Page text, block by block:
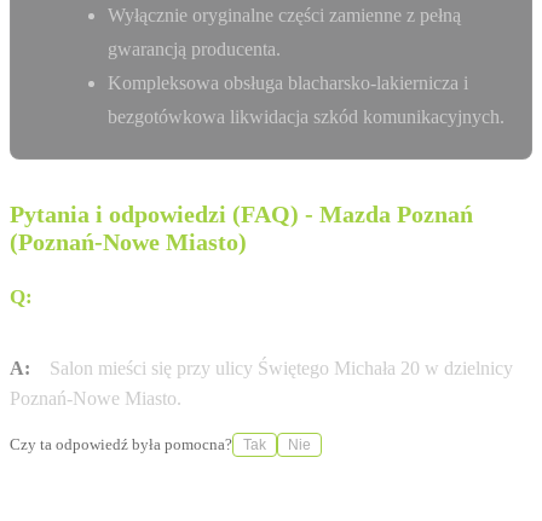
Wyłącznie oryginalne części zamienne z pełną
gwarancją producenta.
Kompleksowa obsługa blacharsko-lakiernicza i
bezgotówkowa likwidacja szkód komunikacyjnych.
Pytania i odpowiedzi (FAQ) - Mazda Poznań
(Poznań-Nowe Miasto)
Q:
A:
Salon mieści się przy ulicy Świętego Michała 20 w dzielnicy
Poznań-Nowe Miasto.
Czy ta odpowiedź była pomocna? Tak Nie